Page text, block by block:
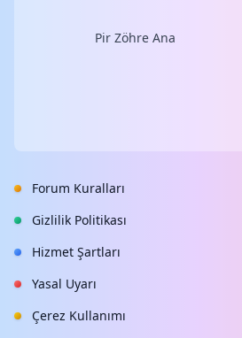
Pir Zöhre Ana
Forum Kuralları
Gizlilik Politikası
Hizmet Şartları
Yasal Uyarı
Çerez Kullanımı